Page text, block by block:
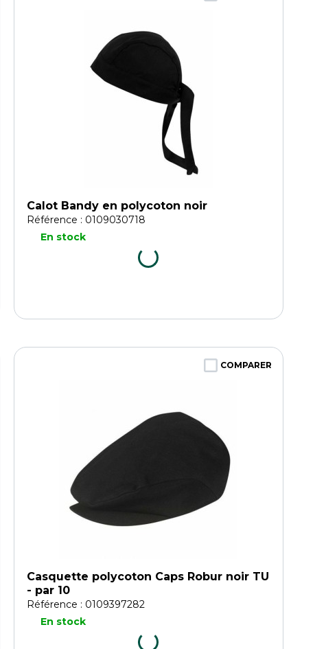
Calot Bandy en polycoton noir
Référence : 0109030718
En stock
Casquette polycoton Caps Robur noir TU
- par 10
Référence : 0109397282
En stock
COMPARER